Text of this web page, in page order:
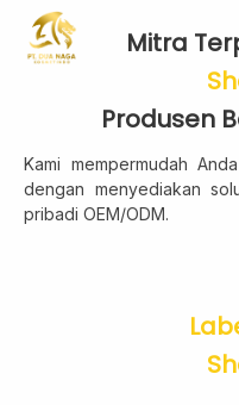
Beranda Tentang
Mitra
Produsen
Kami mempermudah
dengan menyediakan
pribadi OEM/ODM.